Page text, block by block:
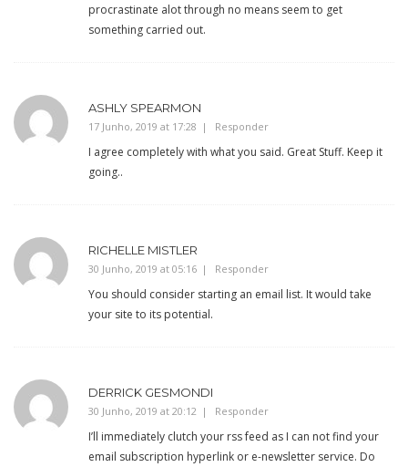
procrastinate alot through no means seem to get
something carried out.
ASHLY SPEARMON
17 Junho, 2019 at 17:28 Responder
I agree completely with what you said. Great Stuff. Keep it
going..
RICHELLE MISTLER
30 Junho, 2019 at 05:16 Responder
You should consider starting an email list. It would take
your site to its potential.
DERRICK GESMONDI
30 Junho, 2019 at 20:12 Responder
I’ll immediately clutch your rss feed as I can not find your
email subscription hyperlink or e-newsletter service. Do